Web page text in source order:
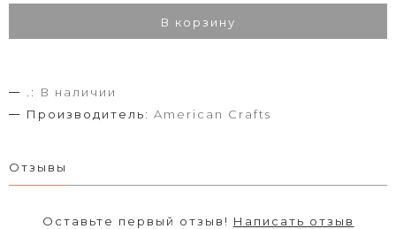
В корзину
.:
В наличии
Производитель: American Crafts
Отзывы
Оставьте первый отзыв! Написать отзыв